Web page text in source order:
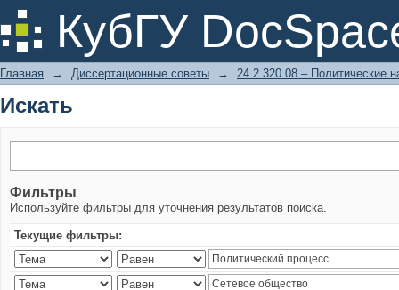
КубГУ
Искать
Главная → Диссертационные советы → 24.2.320.08 – Политические
Искать
Фильтры
Используйте фильтры для уточнения результатов поиска.
Текущие фильтры: